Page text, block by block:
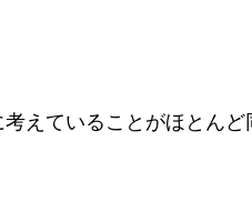
えていることがほとん